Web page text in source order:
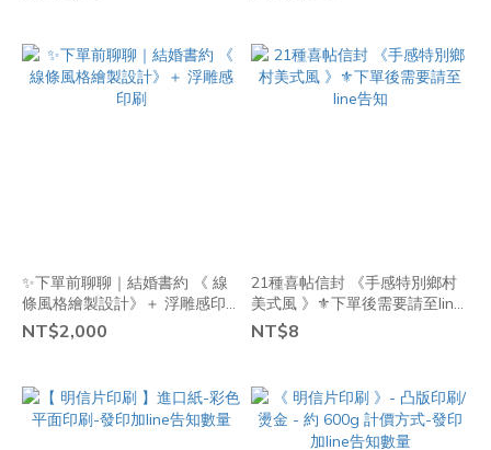
✨下單前聊聊｜結婚書約 《 線
條風格繪製設計》＋ 浮雕感印
刷
NT$2,000
21種喜帖信封 《手感特別鄉村
美式風 》⚜️下單後需要請至line
告知
NT$8